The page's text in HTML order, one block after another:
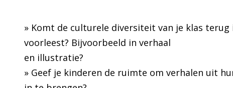
» Komt de culturele diversiteit van je klas terug
voorleest? Bijvoorbeeld in verhaal
en illustratie?
» Geef je kinderen de ruimte om verhalen uit